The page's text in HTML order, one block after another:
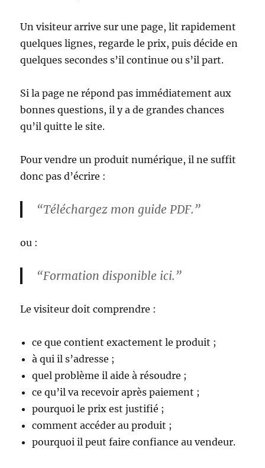
Un visiteur arrive sur une page, lit rapidement
quelques lignes, regarde le prix, puis décide en
quelques secondes s’il continue ou s’il part.
Si la page ne répond pas immédiatement aux
bonnes questions, il y a de grandes chances
qu’il quitte le site.
Pour vendre un produit numérique, il ne suffit
donc pas d’écrire :
“Téléchargez mon guide PDF.”
ou :
“Formation disponible ici.”
Le visiteur doit comprendre :
ce que contient exactement le produit ;
à qui il s’adresse ;
quel problème il aide à résoudre ;
ce qu’il va recevoir après paiement ;
pourquoi le prix est justifié ;
comment accéder au produit ;
pourquoi il peut faire confiance au vendeur.